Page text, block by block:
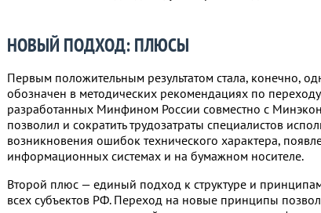
НОВЫЙ ПОДХОД: ПЛЮСЫ
Первым положительным результатом стала, конечно,
обозначен в методических рекомендациях по
разработанных Минфином России совместно с
позволил и сократить трудозатраты специалистов
возникновения ошибок технического характера,
информационных системах и на бумажном носителе.
Второй плюс — единый подход к структуре и
всех субъектов РФ. Переход на новые принципы